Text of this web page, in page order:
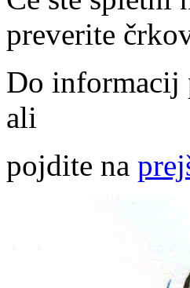
preverite
Do informacij
ali
pojdite na